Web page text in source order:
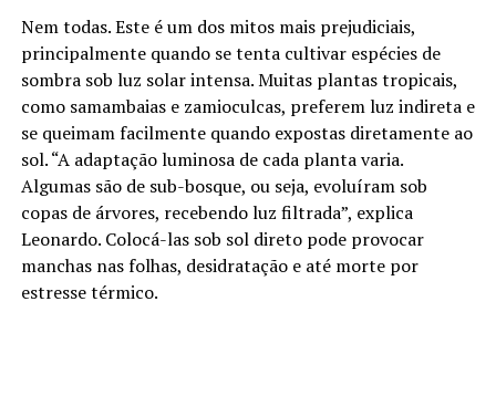
Nem todas. Este é um dos mitos mais prejudiciais,
principalmente quando se tenta cultivar espécies de
sombra sob luz solar intensa. Muitas plantas tropicais,
como samambaias e zamioculcas, preferem luz indireta e
se queimam facilmente quando expostas diretamente ao
sol. “A adaptação luminosa de cada planta varia.
Algumas são de sub-bosque, ou seja, evoluíram sob
copas de árvores, recebendo luz filtrada”, explica
Leonardo. Colocá-las sob sol direto pode provocar
manchas nas folhas, desidratação e até morte por
estresse térmico.